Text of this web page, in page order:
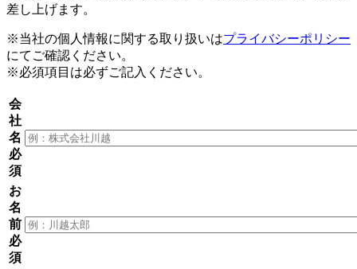
差し上げます。
※当社の個人情報に関する取り扱いはプライバシーポリシー
にてご確認ください。
※必須項目は必ずご記入ください。
会
社
名
必
須
お
名
前
必
須